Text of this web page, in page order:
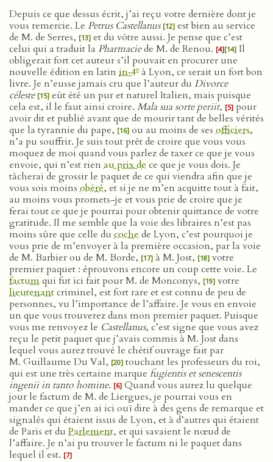
Depuis ce que dessus écrit, j’ai reçu votre dernière dont je
vous remercie. Le Petrus Castellanus [12] est bien au service
de M. de Serres, [13] et du vôtre aussi. Je pense que c’est
celui qui a traduit la Pharmaciede M. de Renou. [4][14] Il
obligerait fort cet auteur s’il pouvait en procurer une
nouvelle édition en latin in‑4o à Lyon, ce serait un fort bon
livre. Je n’eusse jamais cru que l’auteur du Divorce
céleste [15] eût été un pur et naturel Italien, mais puisque
cela est, il le faut ainsi croire. Mala sua sorte periit, [5] pour
avoir dit et publié avant que de mourir tant de belles vérités
que la tyrannie du pape, [16] ou au moins de ses officiers,
n’a pu souffrir. Je suis tout prêt de croire que vous vous
moquez de moi quand vous parlez de taxer ce que je vous
envoie, qui n’est rien au prix de ce que je vous dois. Je
tâcherai de grossir le paquet de ce qui viendra afin que je
vous sois moins obéré, et si je ne m’en acquitte tout à fait,
au moins vous promets-je et vous prie de croire que je
ferai tout ce que je pourrai pour obtenir quittance de votre
gratitude. Il me semble que la voie des libraires n’est pas
moins sûre que celle du coche de Lyon, c’est pourquoi je
vous prie de m’envoyer à la première occasion, par la voie
de M. Barbier ou de M. Borde, [17] à M. Jost, [18] votre
premier paquet : éprouvons encore un coup cette voie. Le
factumqui fut ici fait pour M. de Monconys, [19] votre
lieutenantcriminel, est fort rare et est connu de peu de
personnes, vu l’importance de l’affaire. Je vous en envoie
un que vous trouverez dans mon premier paquet. Puisque
vous me renvoyez le Castellanus, c’est signe que vous avez
reçu le petit paquet que j’avais commis à M. Jost dans
lequel vous aurez trouvé le chétif ouvrage fait par
M. Guillaume Du Val, [20] touchant les professeurs du roi,
qui est une très certaine marque fugientis et senescentis
ingenii in tanto homine. [6] Quand vous aurez lu quelque
jour le factum de M. de Liergues, je pourrai vous en
mander ce que j’en ai ici ouï dire à des gens de remarque et
signalés qui étaient issus de Lyon, et à d’autres qui étaient
de Paris et du Parlement, et qui savaient le nœud de
l’affaire. Je n’ai pu trouver le factum ni le paquet dans
lequel il est. [7]